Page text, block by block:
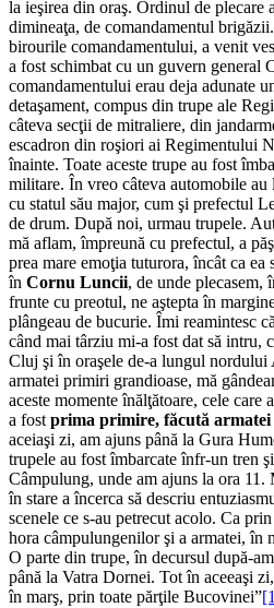
la ieşirea din oraş. Ordinul de plecare
dimineaţa, de comandamentul
birourile comandamentului, a venit
a fost schimbat cu un guvern general
comandamentului erau deja adunate
detaşament, compus din trupe ale
câteva secţii de mitraliere, din
escadron din roşiori ai Regimentului
înainte. Toate aceste trupe au fost
militare. În vreo câteva automobile
cu statul său major, cum şi prefectul
de drum. După noi, urmau trupele.
mă aflam, împreună cu prefectul, a
prea mare emoţia tuturora, încât ca ea
în Cornu Luncii, de unde plecasem,
frunte cu preotul, ne aştepta în
plângeau de bucurie. Îmi reamintesc
când mai târziu mi-a fost dat să intru,
Cluj şi în oraşele de-a lungul nordului
armatei primiri grandioase, mă
aceste momente înălţătoare, cele care
a fost prima primire, făcută
aceiaşi zi, am ajuns până la Gura
trupele au fost îmbarcate înfr-un tren
Câmpulung, unde am ajuns la ora 11.
în stare a încerca să descriu
scenele ce s-au petrecut acolo. Ca
hora câmpulungenilor şi a armatei, în
O parte din trupe, în decursul după-
până la Vatra Dornei. Tot în aceeaşi
în marş, prin toate părţile Bucovinei”